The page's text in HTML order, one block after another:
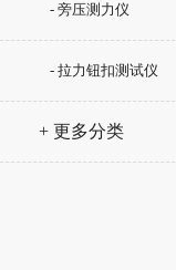
- 旁压测力仪
- 拉力钮扣测试仪
+ 更多分类